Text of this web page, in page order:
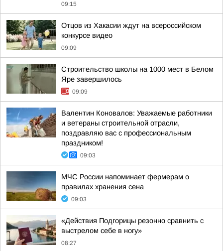
09:15
Отцов из Хакасии ждут на всероссийском
конкурсе видео
09:09
Строительство школы на 1000 мест в Белом
Яре завершилось
09:09
Валентин Коновалов: Уважаемые работники
и ветераны строительной отрасли,
поздравляю вас с профессиональным
праздником!
09:03
МЧС России напоминает фермерам о
правилах хранения сена
09:03
«Действия Подгорицы резонно сравнить с
выстрелом себе в ногу»
08:27